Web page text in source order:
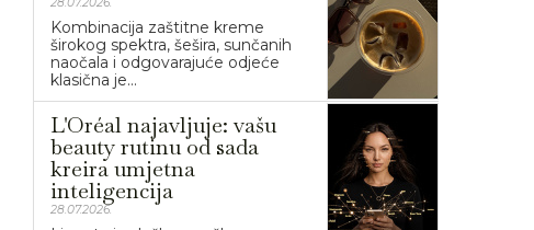
Kombinacija zaštitne kreme
širokog spektra, šešira, sunčanih
naočala i odgovarajuće odjeće
klasična je...
L'Oréal najavljuje: vašu
beauty rutinu od sada
kreira umjetna
inteligencija
28.07.2026.